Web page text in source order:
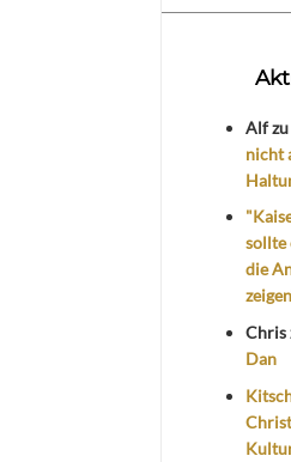
Alfzu
nicht
sollte
die
Chris
Dan